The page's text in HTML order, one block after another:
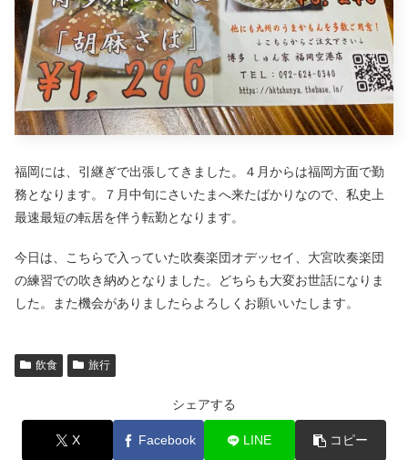
福岡には、引継ぎで出張してきました。４月からは福岡方面で勤
務となります。７月中旬にさいたまへ来たばかりなので、私史上
最速最短の転居を伴う転勤となります。
今日は、こちらで入っていた吹奏楽団オデッセイ、大宮吹奏楽団
の練習での吹き納めとなりました。どちらも大変お世話になりま
した。また機会がありましたらよろしくお願いいたします。
飲食 旅行
シェアする
X Facebook LINE コピー